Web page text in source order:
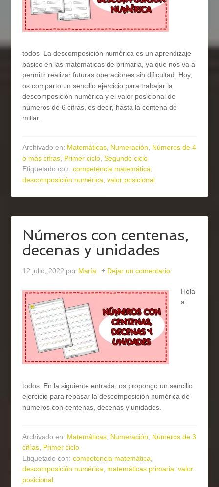
todos La descomposición numérica es un aprendizaje
básico en las matemáticas de primaria, ya que nos va a
permitir realizar futuras operaciones sin dificultad. Hoy,
os comparto un sencillo ejercicio para trabajar la
descomposición numérica y el valor posicional de
números de 6 cifras, es decir, hasta la centena de
millar.
Archivado en: Matemáticas, Numeración, Números de 4
o más cifras, Primer ciclo,Segundo ciclo
Etiquetado con:competencia matemática,
descomposición numérica,valor posicional
Números con centenas,
decenas y unidades
12 julio, 2022 por María Dejar un comentario
Hola
a
todos En la siguiente entrada, os propongo un sencillo
ejercicio para repasar la descomposición numérica de
números con centenas, decenas y unidades.
Archivado en: Matemáticas, Numeración, Números de 3
cifras, Primer ciclo
Etiquetado con:competencia matemática,
descomposición numérica, matemáticas primaria,valor
posicional